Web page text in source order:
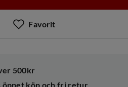
Favorit
500kr
öppet köp och fri retur